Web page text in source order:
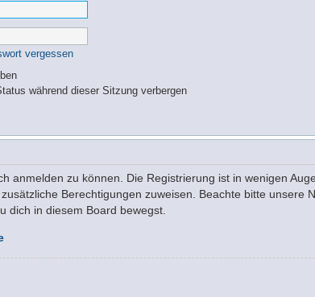
vergessen
während dieser Sitzung verbergen
anmelden zu können. Die Registrierung ist in wenigen
Berechtigungen zuweisen. Beachte bitte
dich in diesem Board bewegst.